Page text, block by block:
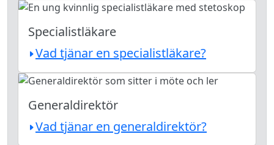
Specialistläkare
Vad tjänar en specialistläkare?
Generaldirektör
Vad tjänar en generaldirektör?